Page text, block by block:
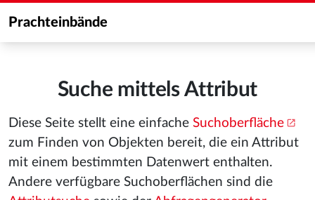
Prachteinbände
Suche mittels Attribut
Diese Seite stellt eine einfache Suchoberfläche
zum Finden von Objekten bereit, die ein Attribut
mit einem bestimmten Datenwert enthalten.
Andere verfügbare Suchoberflächen sind die